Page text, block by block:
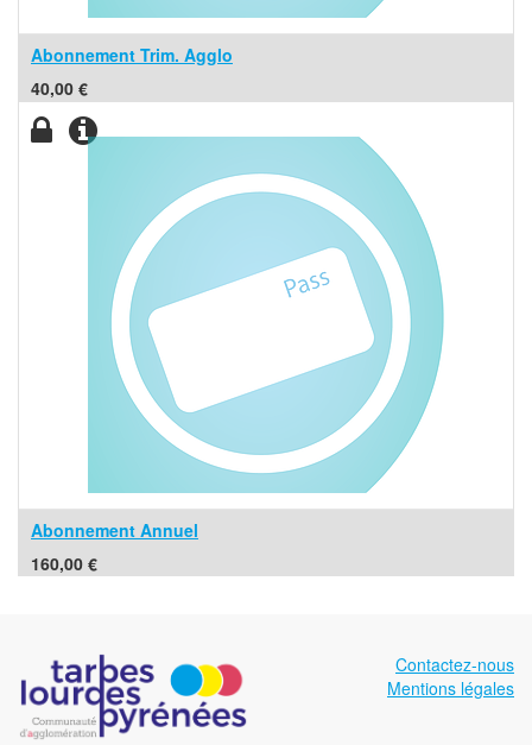
Abonnement Trim. Agglo
40,00 €
Abonnement Annuel
160,00 €
Contactez-nous
Mentions légales